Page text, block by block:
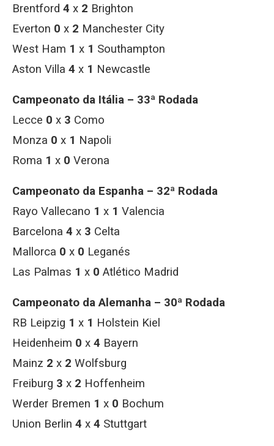
Brentford 4 x 2 Brighton
Everton 0 x 2 Manchester City
West Ham 1 x 1 Southampton
Aston Villa 4 x 1 Newcastle
Campeonato da Itália – 33ª Rodada
Lecce 0 x 3 Como
Monza 0 x 1 Napoli
Roma 1 x 0 Verona
Campeonato da Espanha – 32ª Rodada
Rayo Vallecano 1 x 1 Valencia
Barcelona 4 x 3 Celta
Mallorca 0 x 0 Leganés
Las Palmas 1 x 0 Atlético Madrid
Campeonato da Alemanha – 30ª Rodada
RB Leipzig 1 x 1 Holstein Kiel
Heidenheim 0 x 4 Bayern
Mainz 2 x 2 Wolfsburg
Freiburg 3 x 2 Hoffenheim
Werder Bremen 1 x 0 Bochum
Union Berlin 4 x 4 Stuttgart